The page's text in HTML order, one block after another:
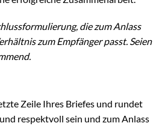
die zum Anlass
zum Empfänger passt. Seien
Zeile Ihres Briefes und rundet
respektvoll sein und zum Anlass